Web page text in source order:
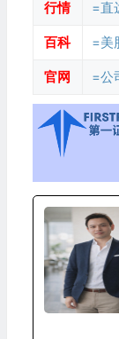
行情 =直
百科 =美
官网 =公